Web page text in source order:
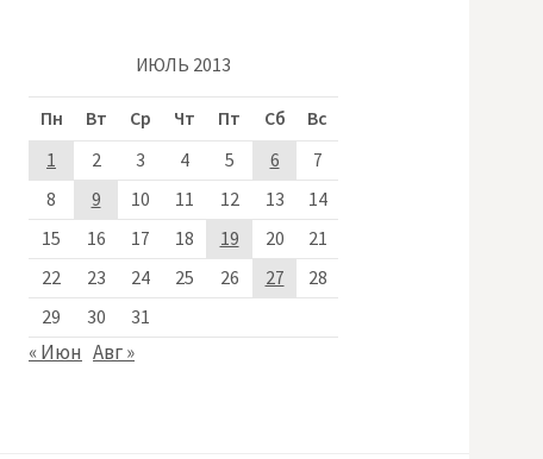
ИЮЛЬ 2013
Пн Вт Ср Чт Пт Сб
Вс
1
2 3 4 5 6
7
8
9 10 11 12 13
14
15
16 17 18 19 20
21
22
23 24 25 26 27
28
29
30 31
« Июн Авг »